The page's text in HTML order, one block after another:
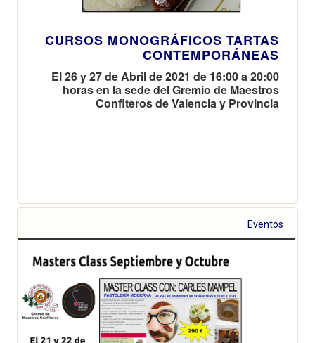
CURSOS MONOGRÁFICOS TARTAS
CONTEMPORÁNEAS
El 26 y 27 de Abril de 2021 de 16:00 a 20:00
horas en la sede del Gremio de Maestros
Confiteros de Valencia y Provincia
Eventos